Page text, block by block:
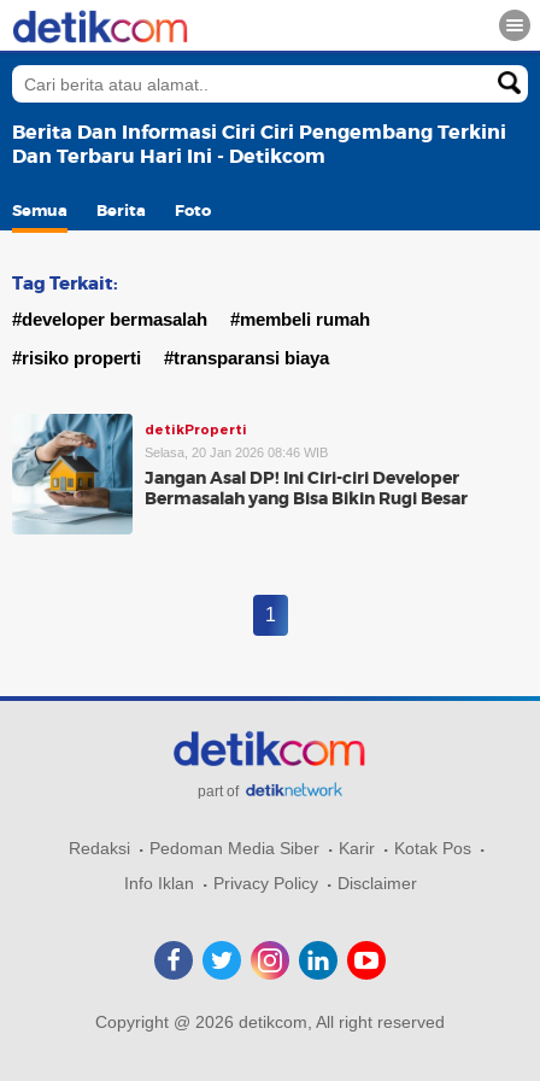
Berita Dan Informasi Ciri Ciri Pengembang Terkini
Dan Terbaru Hari Ini - Detikcom
Semua Berita Foto
Tag Terkait:
#developer bermasalah
#membeli rumah
#risiko properti
#transparansi biaya
detikProperti
Selasa, 20 Jan 2026 08:46 WIB
Jangan Asal DP! Ini Ciri-ciri Developer
Bermasalah yang Bisa Bikin Rugi Besar
1
part of
Redaksi Pedoman Media Siber Karir
Kotak Pos
Info Iklan
Privacy Policy Disclaimer
Copyright @ 2026 detikcom, All right reserved